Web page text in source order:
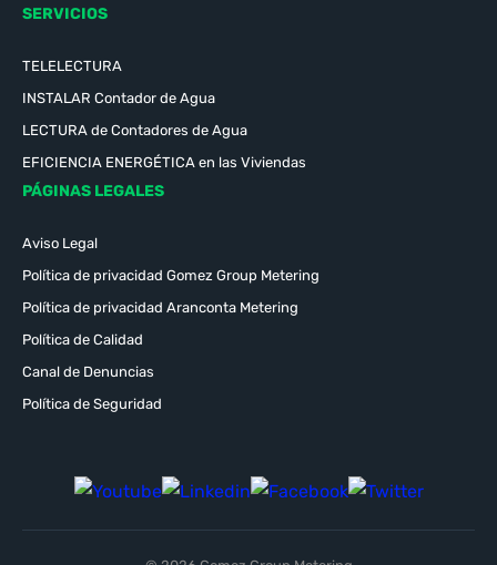
SERVICIOS
TELELECTURA
INSTALAR Contador de Agua
LECTURA de Contadores de Agua
EFICIENCIA ENERGÉTICA en las Viviendas
PÁGINAS LEGALES
Aviso Legal
Política de privacidad Gomez Group Metering
Política de privacidad Aranconta Metering
Política de Calidad
Canal de Denuncias
Política de Seguridad